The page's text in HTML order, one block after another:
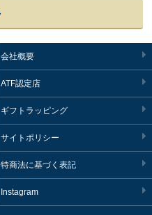
会社概要
ATF認定店
ギフトラッピング
サイトポリシー
特商法に基づく表記
Instagram